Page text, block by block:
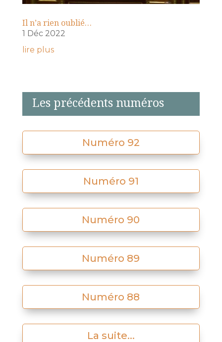
Il n’a rien oublié…
1 Déc 2022
lire plus
Les précédents numéros
Numéro 92
Numéro 91
Numéro 90
Numéro 89
Numéro 88
La suite...